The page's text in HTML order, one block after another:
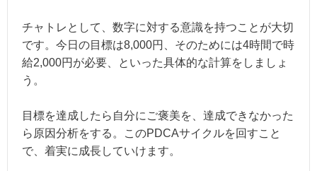
チャトレとして、数字に対する意識を持つことが大切
です。今日の目標は8,000円、そのためには4時間で時
給2,000円が必要、といった具体的な計算をしましょ
う。
目標を達成したら自分にご褒美を、達成できなかった
ら原因分析をする。このPDCAサイクルを回すこと
で、着実に成長していけます。